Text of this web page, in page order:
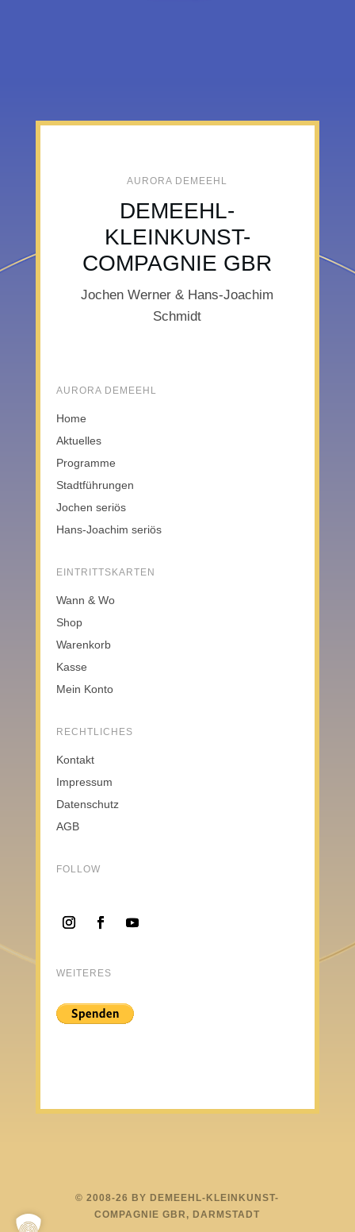
AURORA DEMEEHL
DEMEEHL-
KLEINKUNST-
COMPAGNIE GBR
Jochen Werner & Hans-Joachim
Schmidt
AURORA DEMEEHL
Home
Aktuelles
Programme
Stadtführungen
Jochen seriös
Hans-Joachim seriös
EINTRITTSKARTEN
Wann & Wo
Shop
Warenkorb
Kasse
Mein Konto
RECHTLICHES
Kontakt
Impressum
Datenschutz
AGB
FOLLOW
WEITERES
© 2008-26 BY DEMEEHL-KLEINKUNST-
COMPAGNIE GBR, DARMSTADT